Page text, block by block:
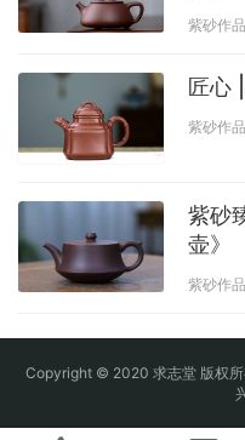
紫砂作品
匠心
紫砂作品
紫砂
壶》
紫砂作品
Copyright © 2020 求志堂 版权